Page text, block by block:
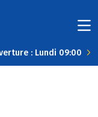
: Lundi 09:00